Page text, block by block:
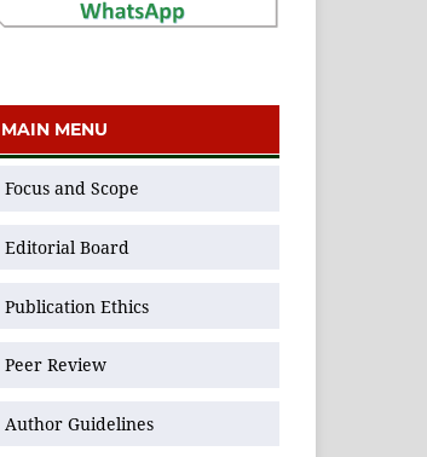
MAIN MENU
Focus and Scope
Editorial Board
Publication Ethics
Peer Review
Author Guidelines